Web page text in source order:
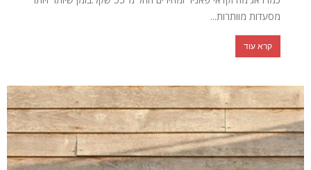
מסעדות מוותרות...
קרא עוד